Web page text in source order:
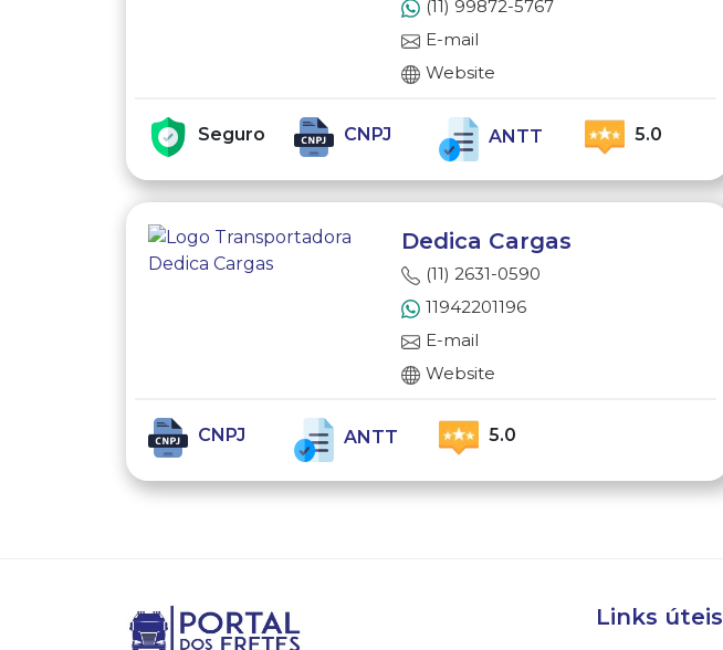
(11) 99872-5767
E-mail
Website
Seguro CNPJ ANTT 5.0
Dedica Cargas
(11) 2631-0590
11942201196
E-mail
Website
CNPJ ANTT 5.0
Links úteis